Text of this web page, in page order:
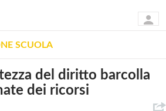
SCUOLA
del diritto barcolla
dei ricorsi